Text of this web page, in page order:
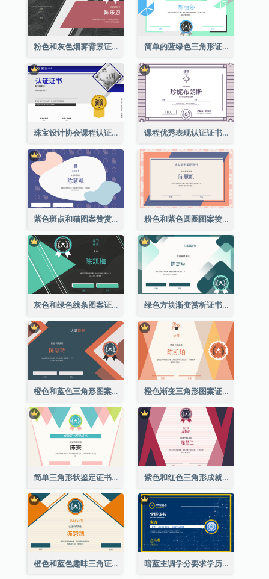
粉色和灰色烟雾背景证书 简单的蓝绿色三角形证书
珠宝设计协会课程认证证书 课程优秀表现认证证书
紫色斑点和猫图案赞赏证书 粉色和紫色圆圈图案赞赏证书
灰色和绿色线条图案证书 绿色方块渐变赏析证书
橙色和蓝色三角形图案证书 橙色渐变三角形图案证书
简单三角形状鉴定证书 紫色和红色三角形成就证书
橙色和蓝色趣味三角证书 暗蓝主调学分要求学历证书